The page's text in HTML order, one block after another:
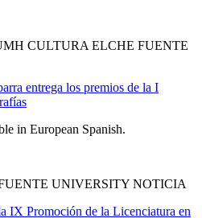
CULTURA ELCHE FUENTE
entrega los premios de la I
in European Spanish.
UNIVERSITY NOTICIA
IX Promoción de la Licenciatura en